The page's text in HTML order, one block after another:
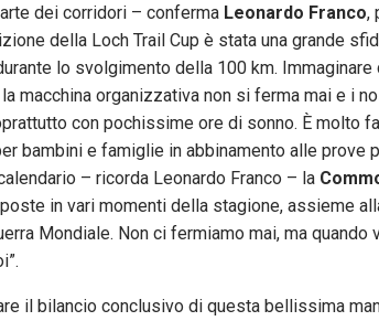
dei corridori – conferma Leonardo Franco,
della Loch Trail Cup è stata una grande
lo svolgimento della 100 km.
macchina organizzativa non si ferma mai e i
con pochissime ore di sonno. È molto
bambini e famiglie in abbinamento alle prove
– ricorda Leonardo Franco – la
in vari momenti della stagione, assieme
Mondiale. Non ci fermiamo mai, ma
il bilancio conclusivo di questa bellissima